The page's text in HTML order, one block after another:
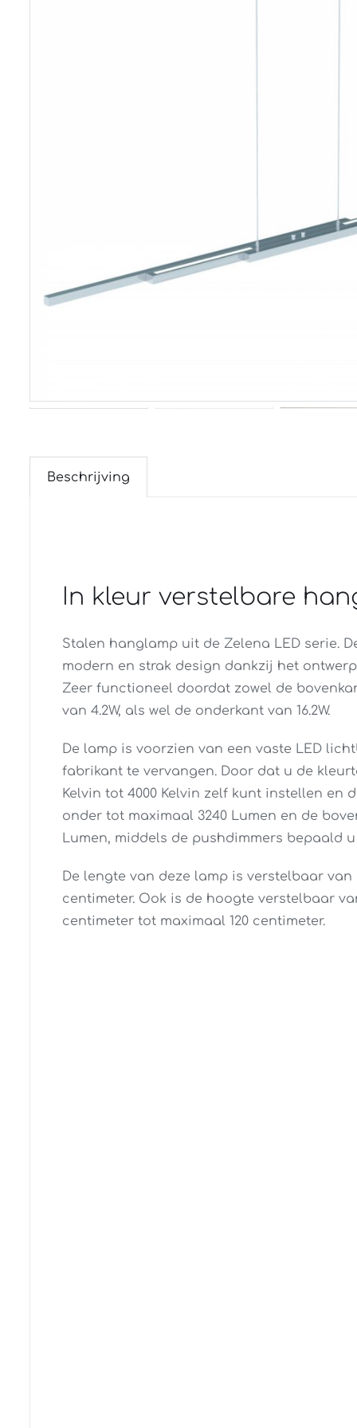
Beschrijving
In kleur verstelbare
Stalen hanglamp uit de Zelena LED serie.
modern en strak design dankzij het
Zeer functioneel doordat zowel de
van 4.2W, als wel de onderkant van 16.2W.
De lamp is voorzien van een vaste LED
fabrikant te vervangen. Door dat u de
Kelvin tot 4000 Kelvin zelf kunt instellen en
onder tot maximaal 3240 Lumen en de
Lumen, middels de pushdimmers bepaald
De lengte van deze lamp is verstelbaar van
centimeter. Ook is de hoogte verstelbaar
centimeter tot maximaal 120 centimeter.